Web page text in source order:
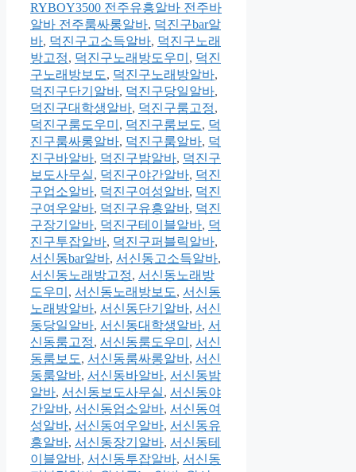
RYBOY3500 전주유흥알바 전주바
알바 전주룸싸롱알바, 덕진구bar알
바, 덕진구고소득알바, 덕진구노래
방고정, 덕진구노래방도우미 , 덕진
구노래방보도, 덕진구노래방알바,
덕진구단기알바, 덕진구당일알바,
덕진구대학생알바, 덕진구룸고정,
덕진구룸도우미 , 덕진구룸보도, 덕
진구룸싸롱알바, 덕진구룸알바, 덕
진구바알바, 덕진구밤알바, 덕진구
보도사무실, 덕진구야간알바, 덕진
구업소알바, 덕진구여성알바, 덕진
구여우알바, 덕진구유흥알바, 덕진
구장기알바, 덕진구테이블알바, 덕
진구투잡알바, 덕진구퍼블릭알바,
서신동bar알바, 서신동고소득알바,
서신동노래방고정, 서신동노래방
도우미 , 서신동노래방보도, 서신동
노래방알바, 서신동단기알바, 서신
동당일알바, 서신동대학생알바, 서
신동룸고정, 서신동룸도우미 , 서신
동룸보도, 서신동룸싸롱알바, 서신
동룸알바, 서신동바알바, 서신동밤
알바, 서신동보도사무실, 서신동야
간알바, 서신동업소알바, 서신동여
성알바, 서신동여우알바, 서신동유
흥알바, 서신동장기알바, 서신동테
이블알바, 서신동투잡알바, 서신동